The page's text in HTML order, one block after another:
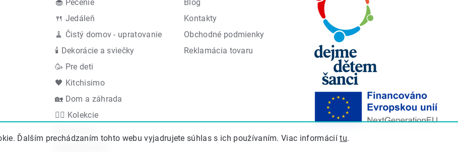
Ďalším prechádzaním tohto webu vyjadrujete súhlas s ich používaním. Viac informáciítu.
🧁 Pečenie
🍴 Jedáleň
🧹 Čistý domov - upratovanie
🕯 Dekorácie a sviečky
🥳 Pre deti
🖤 Kitchisimo
🏡 Dom a záhrada
👍🏻 Kolekcie
Blog
Kontakty
Obchodné podmienky
Reklamácia tovaru